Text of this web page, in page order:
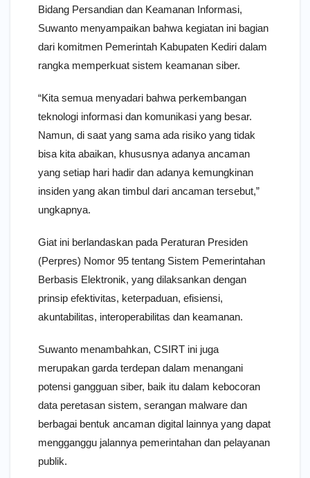
Bidang Persandian dan Keamanan Informasi,
Suwanto menyampaikan bahwa kegiatan ini bagian
dari komitmen Pemerintah Kabupaten Kediri dalam
rangka memperkuat sistem keamanan siber.
“Kita semua menyadari bahwa perkembangan
teknologi informasi dan komunikasi yang besar.
Namun, di saat yang sama ada risiko yang tidak
bisa kita abaikan, khususnya adanya ancaman
yang setiap hari hadir dan adanya kemungkinan
insiden yang akan timbul dari ancaman tersebut,”
ungkapnya.
Giat ini berlandaskan pada Peraturan Presiden
(Perpres) Nomor 95 tentang Sistem Pemerintahan
Berbasis Elektronik, yang dilaksankan dengan
prinsip efektivitas, keterpaduan, efisiensi,
akuntabilitas, interoperabilitas dan keamanan.
Suwanto menambahkan, CSIRT ini juga
merupakan garda terdepan dalam menangani
potensi gangguan siber, baik itu dalam kebocoran
data peretasan sistem, serangan malware dan
berbagai bentuk ancaman digital lainnya yang dapat
mengganggu jalannya pemerintahan dan pelayanan
publik.